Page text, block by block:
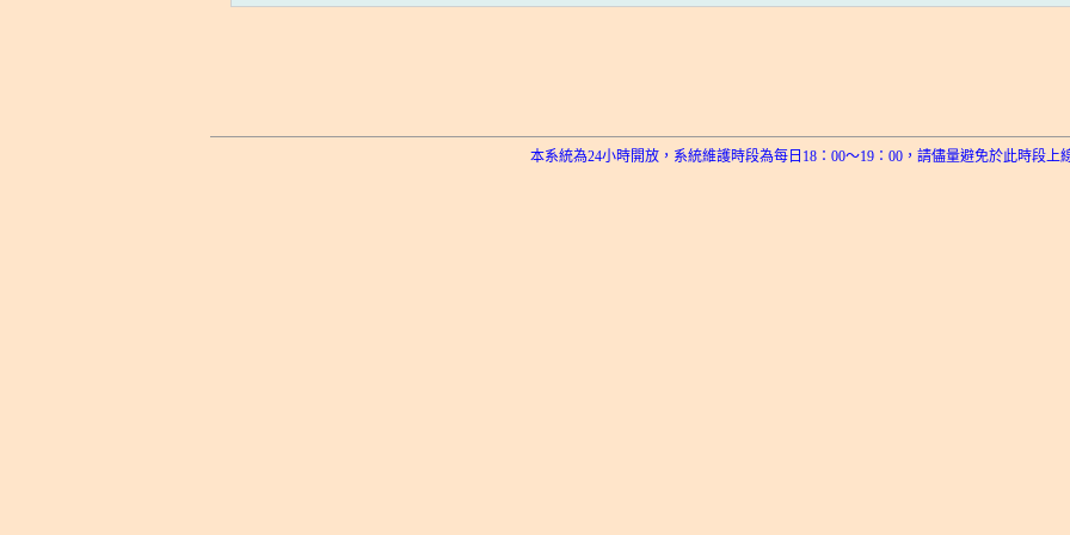
本系統為24小時開放，系統維護時段為每日18：00～19：00，請儘量避免於此時段上